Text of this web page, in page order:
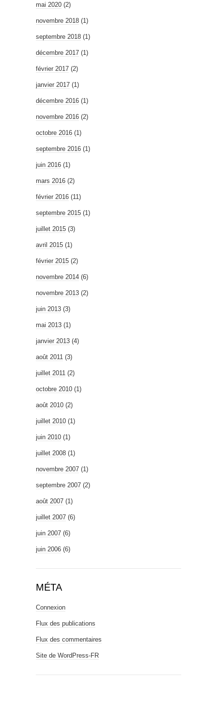
mai 2020 (2)
novembre 2018 (1)
septembre 2018 (1)
décembre 2017 (1)
février 2017 (2)
janvier 2017 (1)
décembre 2016 (1)
novembre 2016 (2)
octobre 2016 (1)
septembre 2016 (1)
juin 2016 (1)
mars 2016 (2)
février 2016 (11)
septembre 2015 (1)
juillet 2015 (3)
avril 2015 (1)
février 2015 (2)
novembre 2014 (6)
novembre 2013 (2)
juin 2013 (3)
mai 2013 (1)
janvier 2013 (4)
août 2011 (3)
juillet 2011 (2)
octobre 2010 (1)
août 2010 (2)
juillet 2010 (1)
juin 2010 (1)
juillet 2008 (1)
novembre 2007 (1)
septembre 2007 (2)
août 2007 (1)
juillet 2007 (6)
juin 2007 (6)
juin 2006 (6)
MÉTA
Connexion
Flux des publications
Flux des commentaires
Site de WordPress-FR